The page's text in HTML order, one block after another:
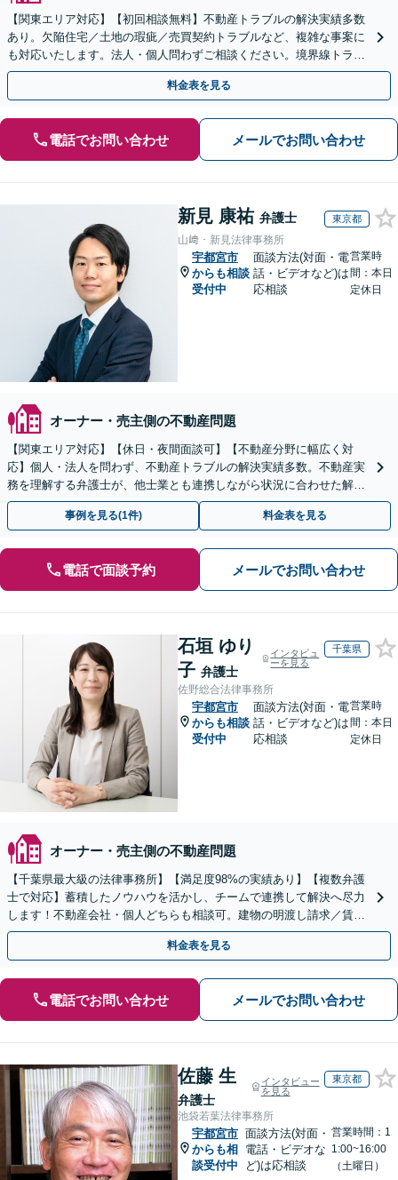
【関東エリア対応】【初回相談無料】不動産トラブルの解決実績多数
あり。欠陥住宅／土地の瑕疵／売買契約トラブルなど、複雑な事案に
も対応いたします。法人・個人問わずご相談ください。境界線トラブ
ルも多くの対応実績あり。【電話相談・Web面談可】
料金表を見る
電話でお問い合わせ メールでお問い合わせ
新見 康祐 弁護士 東京都
山﨑・新見法律事務所
宇都宮市
からも相談
受付中
面談方法(対面・電
話・ビデオなど)は
応相談
営業時
間：本日
定休日
オーナー・売主側の不動産問題
【関東エリア対応】【休日・夜間面談可】【不動産分野に幅広く対
応】個人・法人を問わず、不動産トラブルの解決実績多数。不動産実
務を理解する弁護士が、他士業とも連携しながら状況に合わせた解決
をサポートします。【オンライン対応可】
事例を見る(1件) 料金表を見る
電話で面談予約 メールでお問い合わせ
石垣 ゆり
子 弁護士
インタビュ
ーを見る
千葉県
佐野総合法律事務所
宇都宮市
からも相談
受付中
面談方法(対面・電
話・ビデオなど)は
応相談
営業時
間：本日
定休日
オーナー・売主側の不動産問題
【千葉県最大級の法律事務所】【満足度98%の実績あり】【複数弁護
士で対応】蓄積したノウハウを活かし、チームで連携して解決へ尽力
します！不動産会社・個人どちらも相談可。建物の明渡し請求／賃貸
借契約書の作成／離婚の財産分与等【千葉中央駅5分】
料金表を見る
電話でお問い合わせ メールでお問い合わせ
佐藤 生
弁護士
インタビュー
を見る
東京都
池袋若葉法律事務所
宇都宮市
からも相
談受付中
面談方法(対面・
電話・ビデオな
ど)は応相談
営業時間：1
1:00~16:00
（土曜日）